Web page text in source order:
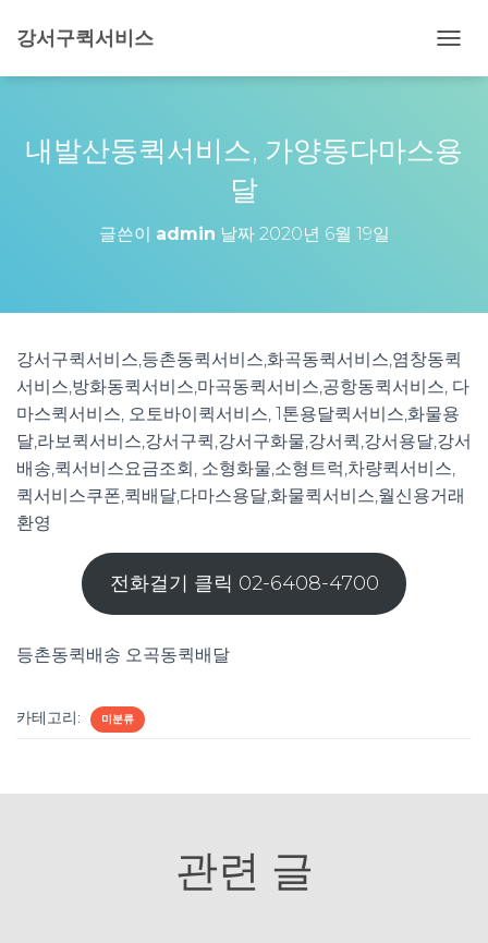
강서구퀵서비스
비
션
토
내발산동퀵서비스, 가양동다마스용
달
글쓴이 admin 날짜 2020년 6월 19일
강서구퀵서비스,등촌동퀵서비스,화곡동퀵서비스,염창동퀵
서비스,방화동퀵서비스,마곡동퀵서비스,공항동퀵서비스, 다
마스퀵서비스, 오토바이퀵서비스, 1톤용달퀵서비스,화물용
달,라보퀵서비스,강서구퀵,강서구화물,강서퀵,강서용달,강서
배송,퀵서비스요금조회, 소형화물,소형트럭,차량퀵서비스,
퀵서비스쿠폰,퀵배달,다마스용달,화물퀵서비스,월신용거래
환영
전화걸기 클릭 02-6408-4700
등촌동퀵배송 오곡동퀵배달
카테고리: 미분류
관련 글